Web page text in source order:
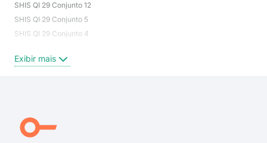
SHIS QI 29 Conjunto 12
SHIS QI 29 Conjunto 5
SHIS QI 29 Conjunto 4
SHIS QI 28 Conjunto 9
SHIS QL 28 Conjunto 6
SHIS QI 28 Conjunto 17
Exibir mais